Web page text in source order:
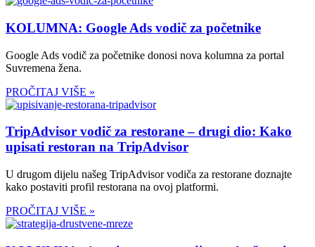
KOLUMNA: Google Ads vodič za početnike
Google Ads vodič za početnike donosi nova kolumna za portal
Suvremena žena.
PROČITAJ VIŠE »
TripAdvisor vodič za restorane – drugi dio: Kako
upisati restoran na TripAdvisor
U drugom dijelu našeg TripAdvisor vodiča za restorane doznajte
kako postaviti profil restorana na ovoj platformi.
PROČITAJ VIŠE »